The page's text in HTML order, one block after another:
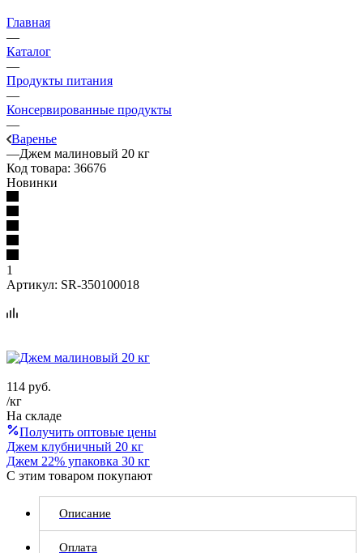
Главная
—
Каталог
—
Продукты питания
—
Консервированные продукты
—
Варенье
—Джем малиновый 20 кг
Код товара: 36676
Новинки
1
Артикул: SR-350100018
114 руб.
/кг
На складе
Получить оптовые цены
Джем клубничный 20 кг
Джем 22% упаковка 30 кг
С этим товаром покупают
Описание
Оплата